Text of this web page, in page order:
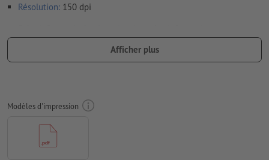
Résolution: 150 dpi
Les polices de caractèresdoivent être incorporées ou les textes
Mode couleur :
CMJN, FOGRA51 (PSO Coated v3) pour les
papiers couchés, FOGRA52 (PSO Uncoated v3 FOGRA52) pour
les papiers non couchés
Nous ne vérifions pas les
Afficher plus
Modèles d'impression